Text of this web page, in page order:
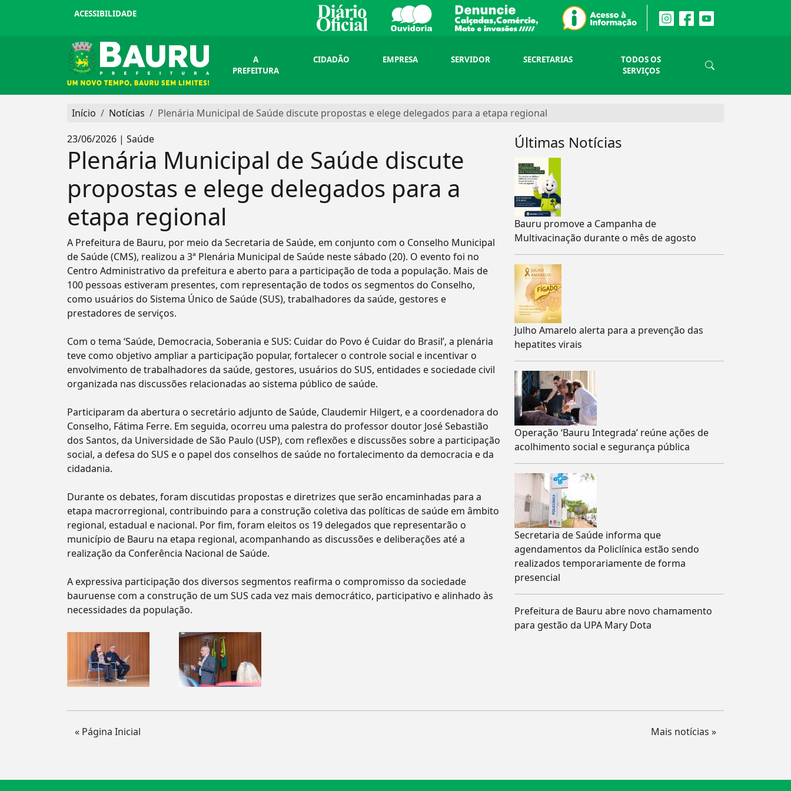
ACESSIBILIDADE
A
PREFEITURA
CIDADÃO EMPRESA SERVIDOR SECRETARIAS
TODOS OS
SERVIÇOS
Início Notícias
Plenária Municipal de Saúde discute propostas e elege delegados para a etapa regional
23/06/2026 | Saúde
Plenária Municipal de Saúde discute
propostas e elege delegados para a
etapa regional
A Prefeitura de Bauru, por meio da Secretaria de Saúde, em conjunto com o Conselho Municipal
de Saúde (CMS), realizou a 3ª Plenária Municipal de Saúde neste sábado (20). O evento foi no
Centro Administrativo da prefeitura e aberto para a participação de toda a população. Mais de
100 pessoas estiveram presentes, com representação de todos os segmentos do Conselho,
como usuários do Sistema Único de Saúde (SUS), trabalhadores da saúde, gestores e
prestadores de serviços.
Com o tema ‘Saúde, Democracia, Soberania e SUS: Cuidar do Povo é Cuidar do Brasil’, a plenária
teve como objetivo ampliar a participação popular, fortalecer o controle social e incentivar o
envolvimento de trabalhadores da saúde, gestores, usuários do SUS, entidades e sociedade civil
organizada nas discussões relacionadas ao sistema público de saúde.
Participaram da abertura o secretário adjunto de Saúde, Claudemir Hilgert, e a coordenadora do
Conselho, Fátima Ferre. Em seguida, ocorreu uma palestra do professor doutor José Sebastião
dos Santos, da Universidade de São Paulo (USP), com reflexões e discussões sobre a participação
social, a defesa do SUS e o papel dos conselhos de saúde no fortalecimento da democracia e da
cidadania.
Durante os debates, foram discutidas propostas e diretrizes que serão encaminhadas para a
etapa macrorregional, contribuindo para a construção coletiva das políticas de saúde em âmbito
regional, estadual e nacional. Por fim, foram eleitos os 19 delegados que representarão o
município de Bauru na etapa regional, acompanhando as discussões e deliberações até a
realização da Conferência Nacional de Saúde.
A expressiva participação dos diversos segmentos reafirma o compromisso da sociedade
bauruense com a construção de um SUS cada vez mais democrático, participativo e alinhado às
necessidades da população.
Últimas Notícias
Bauru promove a Campanha de
Multivacinação durante o mês de agosto
Julho Amarelo alerta para a prevenção das
hepatites virais
Operação ‘Bauru Integrada’ reúne ações de
acolhimento social e segurança pública
Secretaria de Saúde informa que
agendamentos da Policlínica estão sendo
realizados temporariamente de forma
presencial
Prefeitura de Bauru abre novo chamamento
para gestão da UPA Mary Dota
« Página Inicial Mais notícias »